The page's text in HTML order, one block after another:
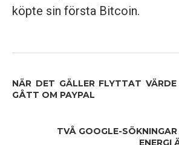
köpte sin första Bitcoin.
NÄR DET GÄLLER FLYTTAT
GÅTT OM PAYPAL
TVÅ GOOGLE-
ENERGI